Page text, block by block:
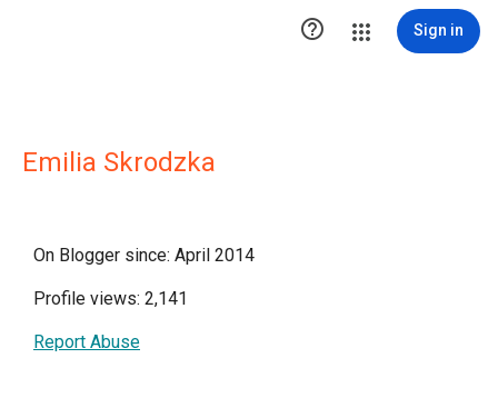
 Sign in
Emilia Skrodzka
On Blogger since: April 2014
Profile views: 2,141
Report Abuse